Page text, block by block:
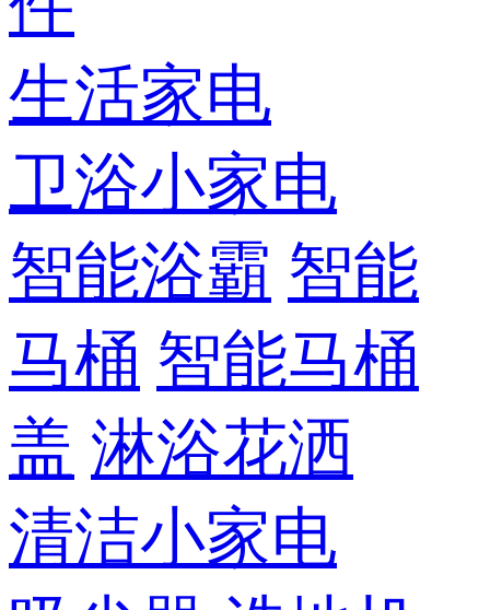
生活家电
卫浴小家电
智能浴霸 智能
马桶 智能马桶
盖 淋浴花洒
清洁小家电